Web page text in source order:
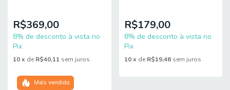
R$369,00
8% de desconto à vista no
Pix
10x de R$40,11 sem juros
Mais vendido
R$179,00
8% de desconto à vista no
Pix
10 x de R$19,46 sem juros